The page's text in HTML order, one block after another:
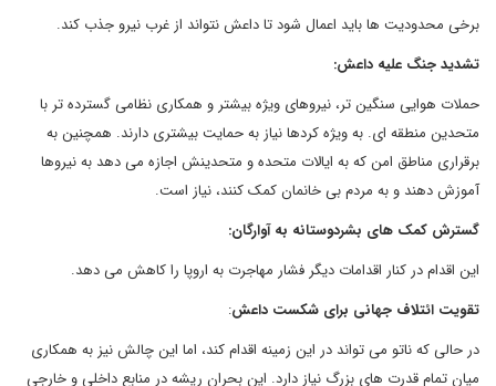
برخی محدودیت ها باید اعمال شود تا داعش نتواند از غرب نیرو جذب کند.
تشدید جنگ علیه داعش:
حملات هوایی سنگین تر، نیروهای ویژه بیشتر و همکاری نظامی گسترده تر با
متحدین منطقه ای. به ویژه کردها نیاز به حمایت بیشتری دارند. همچنین به
برقراری مناطق امن که به ایالات متحده و متحدینش اجازه می دهد به نیروها
آموزش دهند و به مردم بی خانمان کمک کنند، نیاز است.
گسترش کمک های بشردوستانه به آوارگان:
این اقدام در کنار اقدامات دیگر فشار مهاجرت به اروپا را کاهش می دهد.
تقویت ائتلاف جهانی برای شکست داعش:
در حالی که ناتو می تواند در این زمینه اقدام کند، اما این چالش نیز به همکاری
میان تمام قدرت های بزرگ نیاز دارد. این بحران ریشه در منابع داخلی و خارجی